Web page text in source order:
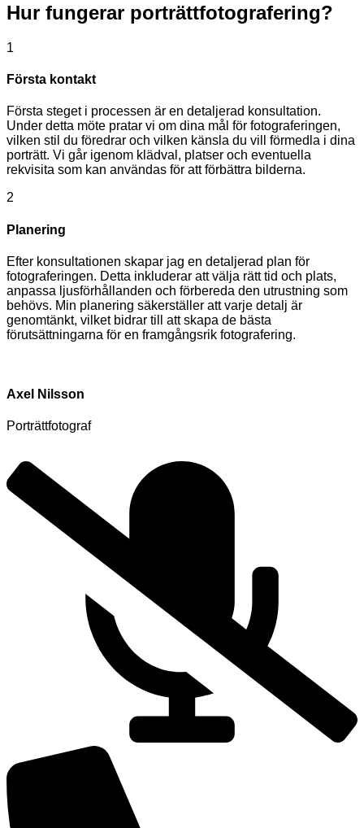
Hur fungerar porträttfotografering?
1
Första kontakt
Första steget i processen är en detaljerad konsultation.
Under detta möte pratar vi om dina mål för fotograferingen,
vilken stil du föredrar och vilken känsla du vill förmedla i dina
porträtt. Vi går igenom klädval, platser och eventuella
rekvisita som kan användas för att förbättra bilderna.
2
Planering
Efter konsultationen skapar jag en detaljerad plan för
fotograferingen. Detta inkluderar att välja rätt tid och plats,
anpassa ljusförhållanden och förbereda den utrustning som
behövs. Min planering säkerställer att varje detalj är
genomtänkt, vilket bidrar till att skapa de bästa
förutsättningarna för en framgångsrik fotografering.
Axel Nilsson
Porträttfotograf